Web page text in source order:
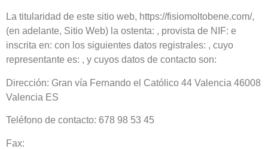
La titularidad de este sitio web, https://fisiomoltobene.com/,
(en adelante, Sitio Web) la ostenta: , provista de NIF: e
inscrita en: con los siguientes datos registrales: , cuyo
representante es: , y cuyos datos de contacto son:
Dirección: Gran vía Fernando el Católico 44 Valencia 46008
Valencia ES
Teléfono de contacto: 678 98 53 45
Fax: